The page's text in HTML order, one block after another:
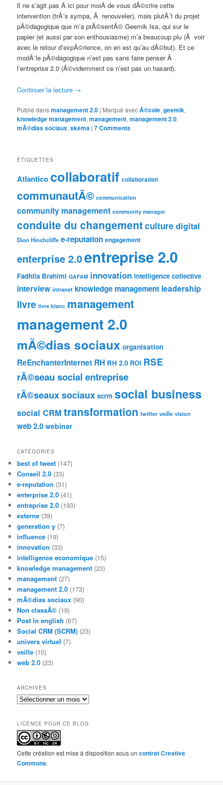
Il ne s’agit pas Â ici pour moiÂ de vous dÃ©crire cette
intervention (trÃ¨s sympa, Ã renouveler), mais plutÃ´t du projet
pÃ©dagogique que m’a prÃ©sentÃ© Geemik Isa, qui sur le
papier (et aussi par son enthousiasme) m’a beaucoup plu (Ã voir
avec le retour d’expÃ©rience, on en est qu’au dÃ©but). Et ce
modÃ¨le pÃ©dagogique n’est pas sans faire penser Ã
l’entreprise 2.0 (Ã©videmment ce n’est pas un hasard).
Continuer la lecture →
Publié dansmanagement 2.0 | Marqué avecÃ©cole,geemik,
knowledge management,management,management 2.0,
mÃ©dias sociaux,skema |7 Comments
ÉTIQUETTES
Atlantico collaboratif collaboration
communautÃ© communication
community management community manager
conduite du changementculture digital
Dion Hinchcliffe e-reputation engagement
enterprise 2.0entreprise 2.0
Fadhila Brahimi GAFAM innovation intelligence collective
interview intranet knowledge management leadership
livre livre blanc management
management 2.0
mÃ©dias sociaux organisation
ReEnchanterInternet RH RH 2.0 ROI RSE
rÃ©seau social entreprise
rÃ©seaux sociaux scrm social business
social CRM transformation twitter veille vision
web 2.0 webinar
CATÉGORIES
best of tweet (147)
Conseil 2.0 (33)
e-reputation (31)
enterprise 2.0 (41)
entreprise 2.0 (193)
externe (39)
generation y (7)
influence (19)
innovation (33)
intelligence economique (15)
knowledge management (23)
management (27)
management 2.0 (173)
mÃ©dias sociaux (90)
Non classÃ© (19)
Post in english (67)
Social CRM (SCRM) (23)
univers virtuel (7)
veille (10)
web 2.0 (23)
ARCHIVES
Archives
LICENCE POUR CE BLOG
Cette création est mise à disposition sous uncontrat Creative
Commons.